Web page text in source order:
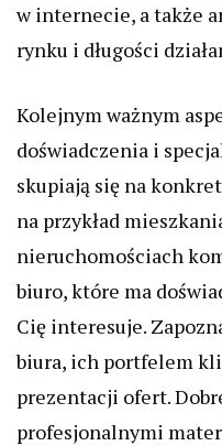
w internecie, a także
rynku i długości
Kolejnym ważnym
doświadczenia i
skupiają się na
na przykład
nieruchomościach
biuro, które ma
Cię interesuje.
biura, ich portfelem
prezentacji ofert.
profesjonalnymi